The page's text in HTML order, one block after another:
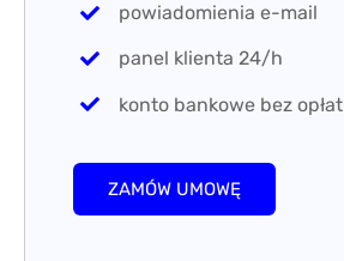
powiadomienia e-mail
panel klienta 24/h
konto bankowe bez opłat
ZAMÓW UMOWĘ